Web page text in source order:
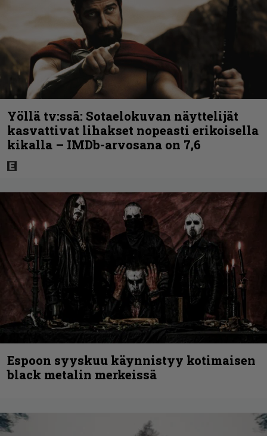
Yöllä tv:ssä: Sotaelokuvan näyttelijät
kasvattivat lihakset nopeasti erikoisella
kikalla – IMDb-arvosana on 7,6
Espoon syyskuu käynnistyy kotimaisen
black metalin merkeissä